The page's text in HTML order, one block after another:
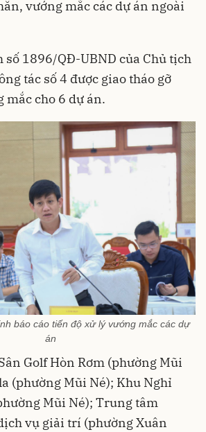
vướng mắc các dự án ngoài
số 1896/QĐ-UBND của Chủ tịch
tác số 4 được giao tháo gỡ
cho 6 dự án.
báo cáo tiến độ xử lý vướng mắc các dự
án
Golf Hòn Rơm (phường Mũi
(phường Mũi Né); Khu Nghỉ
Mũi Né); Trung tâm
vụ giải trí (phường Xuân